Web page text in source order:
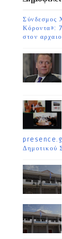
Σύνδεσμος
Κόροντα»:
στον
Δημοτικού